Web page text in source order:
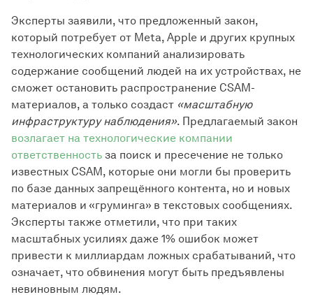
Эксперты заявили, что предложенный закон,
который потребует от Meta, Apple и других крупных
технологических компаний анализировать
содержание сообщений людей на их устройствах, не
сможет остановить распространение CSAM-
материалов, а только создаст «масштабную
инфраструктуру наблюдения». Предлагаемый закон
возлагает на технологические компании
ответственность за поиск и пресечение не только
известных CSAM, которые они могли бы проверить
по базе данных запрещённого контента, но и новых
материалов и «груминга» в текстовых сообщениях.
Эксперты также отметили, что при таких
масштабных усилиях даже 1% ошибок может
привести к миллиардам ложных срабатываний, что
означает, что обвинения могут быть предъявлены
невиновным людям.